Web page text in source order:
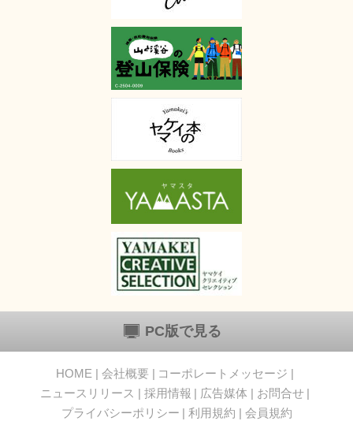
PC版で見る
HOME 会社概要
コーポレートメッセージ
ニュースリリース
採用情報 広告媒体
お問合せ
プライバシーポリシー
利用規約 会員規約